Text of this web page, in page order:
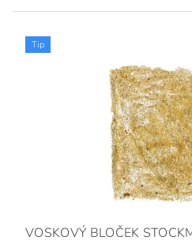
Tip
VOSKOVÝ BLOČEK